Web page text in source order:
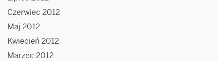
Czerwiec 2012
Maj 2012
Kwiecień 2012
Marzec 2012